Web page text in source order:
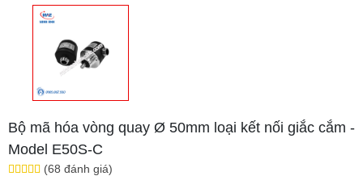
Bộ mã hóa vòng quay Ø 50mm loại kết nối giắc cắm -
Model E50S-C
(68 đánh giá)